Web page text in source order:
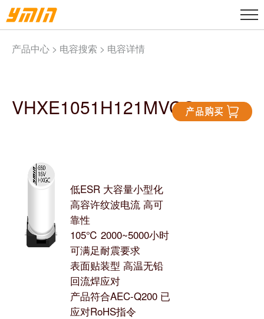
产品中心 > 电容搜索 > 电容详情
VHXE1051H121MVCG
低ESR 大容量小型化
高容许纹波电流 高可
靠性
105℃ 2000~5000小时
可满足耐震要求
表面贴装型 高温无铅
回流焊应对
产品符合AEC-Q200 已
应对RoHS指令